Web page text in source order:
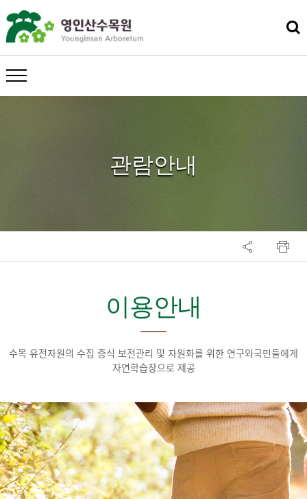
메뉴 열기
관람안내
이용안내
수목 유전자원의 수집 증식 보전관리 및 자원화를 위한 연구와국민들에게
자연학습장으로 제공